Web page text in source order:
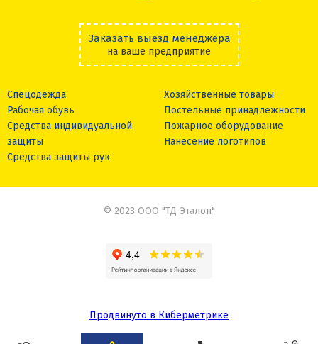
Заказать выезд менеджера
на ваше предприятие
Спецодежда
Рабочая обувь
Средства индивидуальной
защиты
Средства защиты рук
Хозяйственные товары
Постельные принадлежности
Пожарное оборудование
Нанесение логотипов
© 2023 ООО "ТД Эталон"
Продвинуто в Киберметрике